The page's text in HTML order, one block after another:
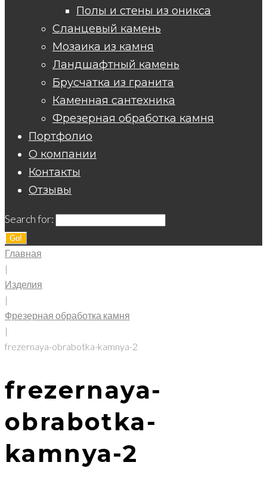
Полы и стены из оникса
Сланцевый камень
Мозаика из камня
Ландшафтный камень
Брусчатка из гранита
Каменная сантехника
Фрезерная обработка камня
Портфолио
О компании
Контакты
Отзывы
Search for:
Go!
Главная
|
Изделия
|
Фрезерная обработка камня
|
frezernaya-obrabotka-kamnya-2
frezernaya-
obrabotka-
kamnya-2